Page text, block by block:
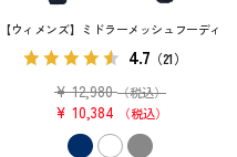
【ウィメンズ】ミドラーメッシュフーディ
4.7 （21）
¥ 12,980 （税込）
¥ 10,384 税込